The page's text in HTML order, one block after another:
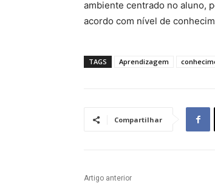
ambiente centrado no aluno,
acordo com nível de
TAGS Aprendizagem
Compartilhar
Artigo anterior